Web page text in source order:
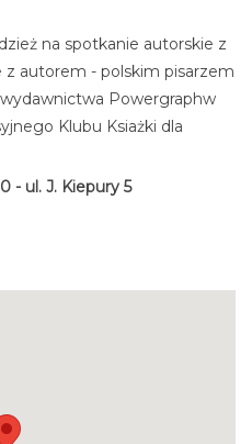
na spotkanie autorskie z
z autorem - polskim pisarzem
Powergraphw
Klubu Ksiażki dla
- ul. J. Kiepury 5